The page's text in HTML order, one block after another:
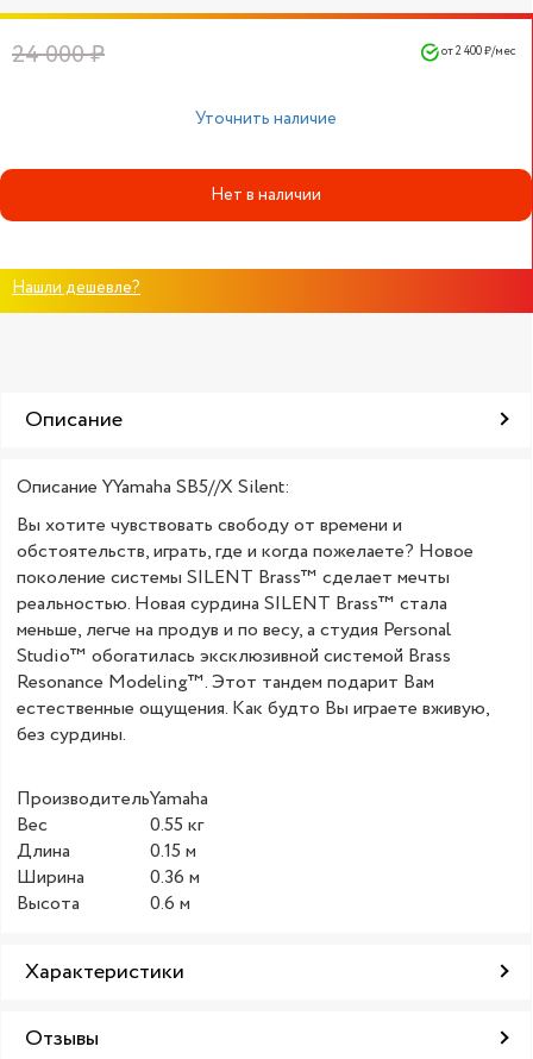
24 000 ₽ от 2 400 ₽/мес
Уточнить наличие
Нет в наличии
Нашли дешевле?
Описание
Описание YYamaha SB5//X Silent:
Вы хотите чувствовать свободу от времени и
обстоятельств, играть, где и когда пожелаете? Новое
поколение системы SILENT Brass™ сделает мечты
реальностью. Новая сурдина SILENT Brass™ стала
меньше, легче на продув и по весу, а студия Personal
Studio™ обогатилась эксклюзивной системой Brass
Resonance Modeling™. Этот тандем подарит Вам
естественные ощущения. Как будто Вы играете вживую,
без сурдины.
ПроизводительYamaha
Вес
0.55 кг
Длина
0.15 м
Ширина
0.36 м
Высота
0.6 м
Характеристики
Отзывы